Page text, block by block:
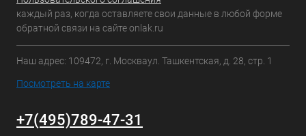
каждый раз, когда оставляете свои данные в любой форме
обратной связи на сайте onlak.ru
Наш адрес: 109472, г. Москваул. Ташкентская, д. 28, стр. 1
Посмотреть на карте
+7(495)789-47-31